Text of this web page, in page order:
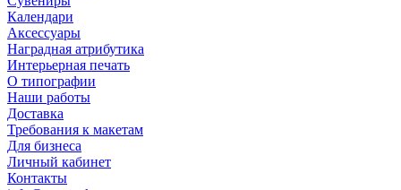
Календари
Аксессуары
Наградная атрибутика
Интерьерная печать
О типографии
Наши работы
Доставка
Требования к макетам
Для бизнеса
Личный кабинет
Контакты